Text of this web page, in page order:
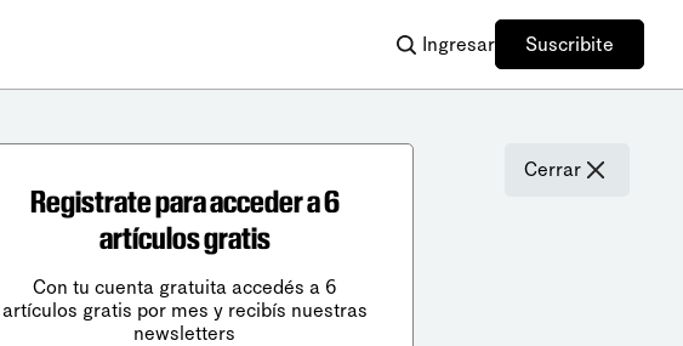
Ingresar Suscribite
Cerrar
Registrate para acceder a 6
artículos gratis
Con tu cuenta gratuita accedés a 6
artículos gratis por mes y recibís nuestras
newsletters